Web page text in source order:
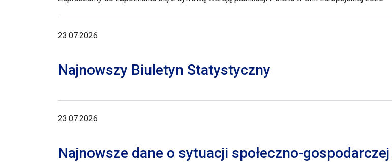
23.07.2026
Najnowszy Biuletyn Statystyczny
23.07.2026
Najnowsze dane o sytuacji społeczno-